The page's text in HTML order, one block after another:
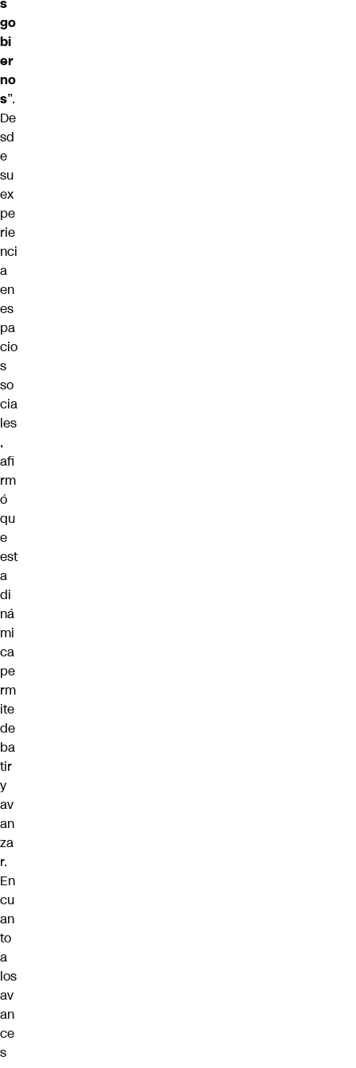
go
bi
er
no
s”.
De
sd
e
su
ex
pe
rie
nci
a
en
es
pa
cio
s
so
cia
les
,
afi
rm
ó
qu
e
est
a
di
ná
mi
ca
pe
rm
ite
de
ba
tir
y
av
an
za
r.
En
cu
an
to
a
los
av
an
ce
s